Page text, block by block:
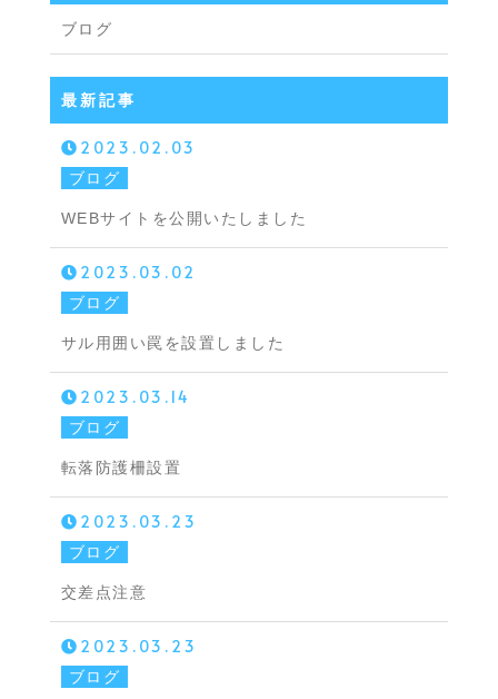
ブログ
最新記事
2023.02.03
ブログ
WEBサイトを公開いたしました
2023.03.02
ブログ
サル用囲い罠を設置しました
2023.03.14
ブログ
転落防護柵設置
2023.03.23
ブログ
交差点注意
2023.03.23
ブログ